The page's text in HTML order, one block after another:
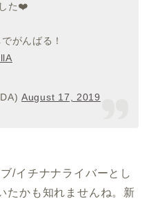
た❤️
がんばる！
August 17, 2019
/イチナナライバーとし
たかも知れませんね。新